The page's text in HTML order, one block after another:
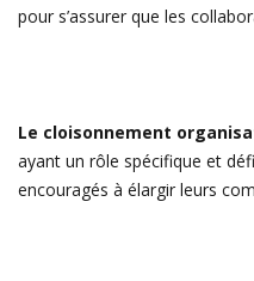
pour s’assurer que les
Le cloisonnement
ayant un rôle spécifique et
encouragés à élargir leurs